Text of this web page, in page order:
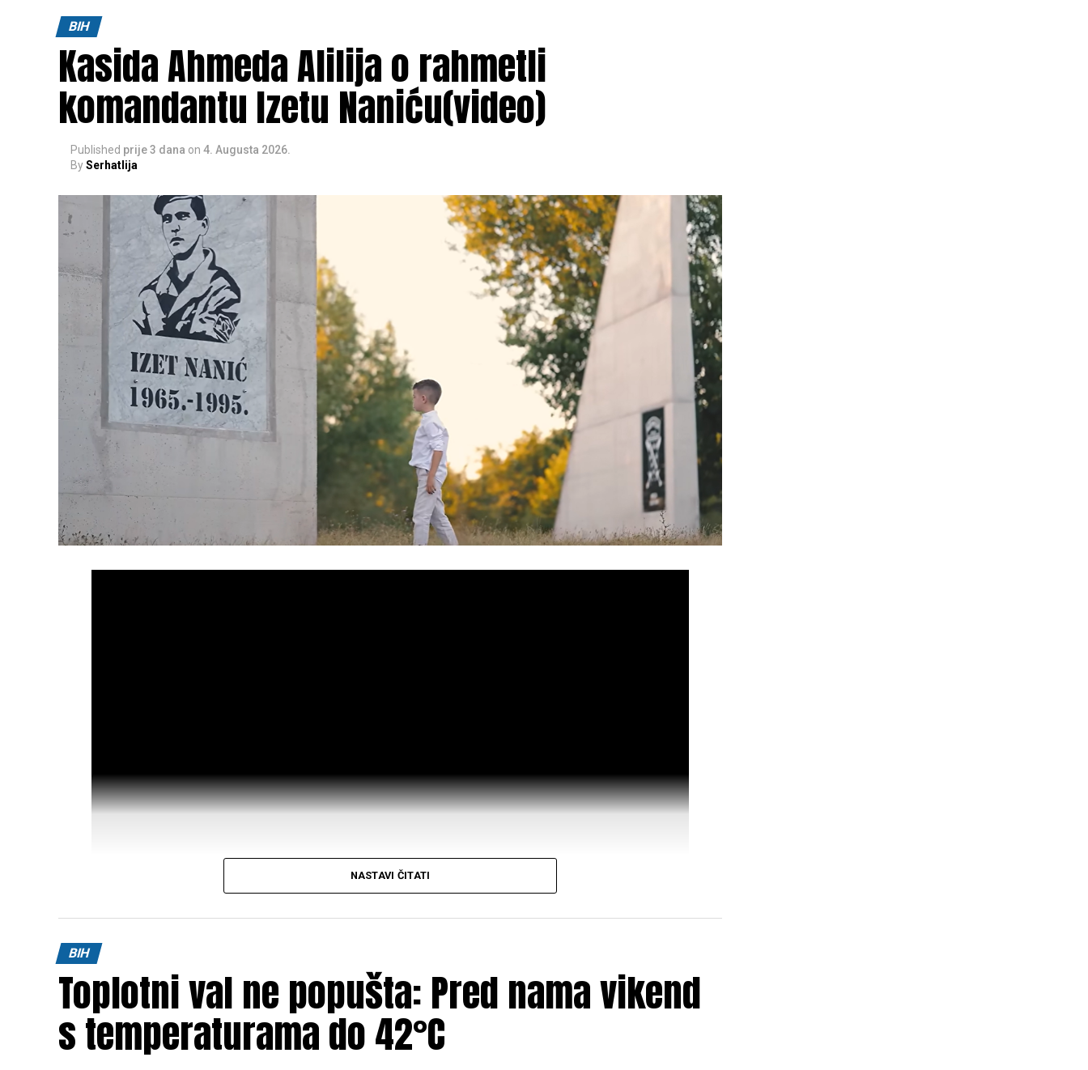
BIH
Kasida Ahmeda Alilija o rahmetli
komandantu Izetu Naniću(video)
Published prije 3 dana on 4. Augusta 2026.
BySerhatlija
Tweet
NASTAVI ČITATI
BIH
Toplotni val ne popušta: Pred nama vikend
s temperaturama do 42°C